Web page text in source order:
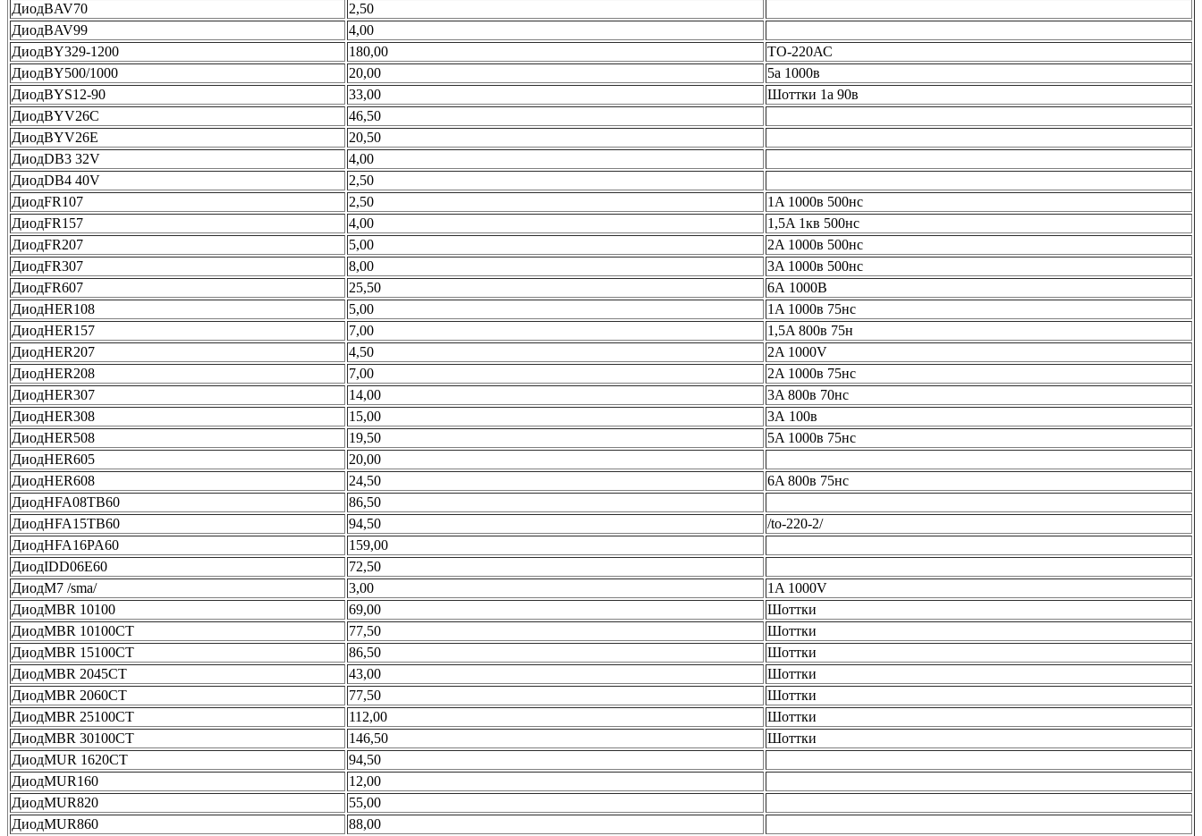
ДиодBAV70
2,50
ДиодBAV99
4,00
ДиодBY329-1200
180,00
ТО-220АС
ДиодBY500/1000
20,00
5а 1000в
ДиодBYS12-90
33,00
Шоттки 1а 90в
ДиодBYV26C
46,50
ДиодBYV26E
20,50
ДиодDB3 32V
4,00
ДиодDB4 40V
2,50
ДиодFR107
2,50
1A 1000в 500нс
ДиодFR157
4,00
1,5A 1кв 500нс
ДиодFR207
5,00
2A 1000в 500нс
ДиодFR307
8,00
3A 1000в 500нс
ДиодFR607
25,50
6А 1000В
ДиодHER108
5,00
1A 1000в 75нс
ДиодHER157
7,00
1,5A 800в 75н
ДиодHER207
4,50
2A 1000V
ДиодHER208
7,00
2A 1000в 75нс
ДиодHER307
14,00
3A 800в 70нс
ДиодHER308
15,00
3А 100в
ДиодHER508
19,50
5A 1000в 75нс
ДиодHER605
20,00
ДиодHER608
24,50
6A 800в 75нс
ДиодHFA08TB60
86,50
ДиодHFA15TB60
94,50
/to-220-2/
ДиодHFA16PA60
159,00
ДиодIDD06E60
72,50
ДиодM7 /sma/
3,00
1A 1000V
ДиодMBR 10100
69,00
Шоттки
ДиодMBR 10100CT
77,50
Шоттки
ДиодMBR 15100CT
86,50
Шоттки
ДиодMBR 2045CT
43,00
Шоттки
ДиодMBR 2060CT
77,50
Шоттки
ДиодMBR 25100CT
112,00
Шоттки
ДиодMBR 30100CT
146,50
Шоттки
ДиодMUR 1620CT
94,50
ДиодMUR160
12,00
ДиодMUR820
55,00
ДиодMUR860
88,00